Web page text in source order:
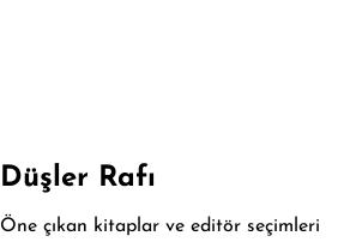
Düşler Rafı
Öne çıkan kitaplar ve editör seçimleri